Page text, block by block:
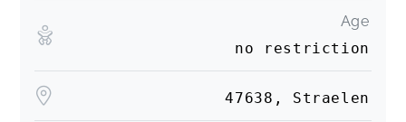
Age
no restriction
47638, Straelen